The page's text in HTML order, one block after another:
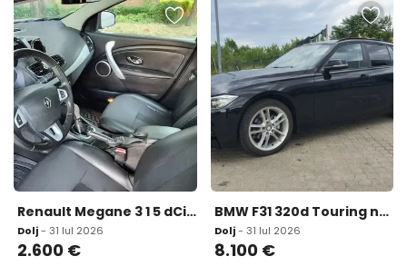
Renault Megane 3 1 5 dCi 110 CP 2 600 eur
Dolj- 31 Iul 2026
2.600 €
BMW F31 320d Touring ndash 2012 ndash 2 0 8 100 eur
Dolj- 31 Iul 2026
8.100 €